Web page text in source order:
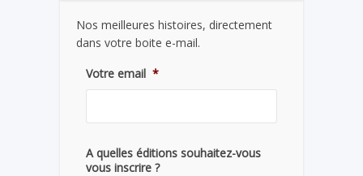
Nos meilleures histoires, directement
dans votre boite e-mail.
Votre email *
A quelles éditions souhaitez-vous
vous inscrire ?